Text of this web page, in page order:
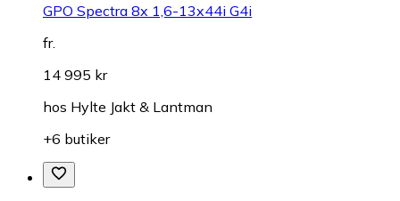
GPO Spectra 8x 1,6-13x44i G4i
fr.
14 995 kr
hos Hylte Jakt & Lantman
+6 butiker